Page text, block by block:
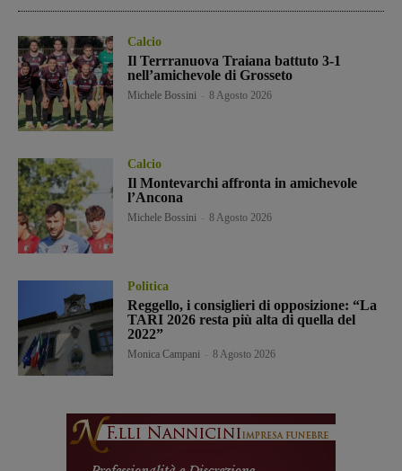
Calcio
Il Terrranuova Traiana battuto 3-1
nell’amichevole di Grosseto
Michele Bossini 8 Agosto 2026
Calcio
Il Montevarchi affronta in amichevole
l’Ancona
Michele Bossini 8 Agosto 2026
Politica
Reggello, i consiglieri di opposizione: “La
TARI 2026 resta più alta di quella del
2022”
Monica Campani 8 Agosto 2026